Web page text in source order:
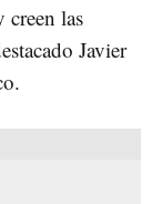
creen las
Javier